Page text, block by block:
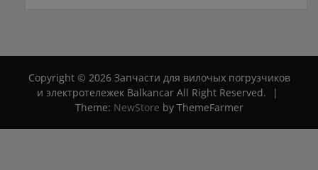
Copyright © 2026 Запчасти для вилочых погрузчиков
и электротележек Balkancar All Right Reserved.
|
Theme: NewStore by ThemeFarmer